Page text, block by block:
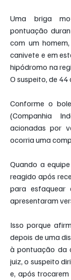
Uma briga
pontuação
com um
canivete e em
hipódromo na
O suspeito, de
Conforme o
(Companhia
acionadas por
ocorria uma
Quando a
reagido após
para esfaquear
apresentaram
Isso porque
depois de uma
à pontuação da
juiz, o suspeito
e, após